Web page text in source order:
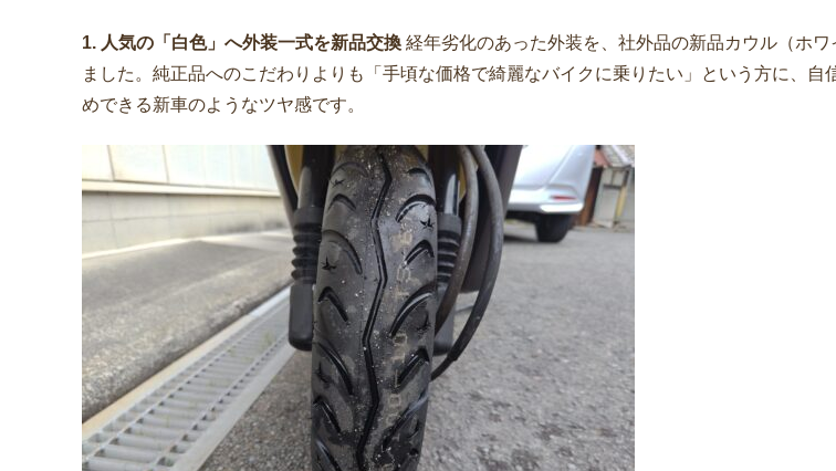
1. 人気の「白色」へ外装一式を新品交換 経年劣化のあった外装を、社外品の新品カウル（ホワ
ました。純正品へのこだわりよりも「手頃な価格で綺麗なバイクに乗りたい」という方に、自
めできる新車のようなツヤ感です。